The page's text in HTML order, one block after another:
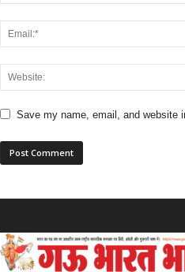
Save my name, email, and website